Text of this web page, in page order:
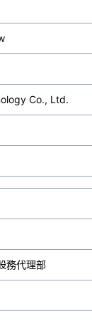
Co., Ltd.
務代理部